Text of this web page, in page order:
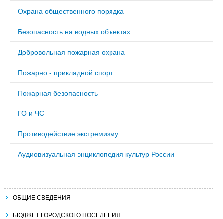
Охрана общественного порядка
Безопасность на водных объектах
Добровольная пожарная охрана
Пожарно - прикладной спорт
Пожарная безопасность
ГО и ЧС
Противодействие экстремизму
Аудиовизуальная энциклопедия культур России
ОБЩИЕ СВЕДЕНИЯ
БЮДЖЕТ ГОРОДСКОГО ПОСЕЛЕНИЯ